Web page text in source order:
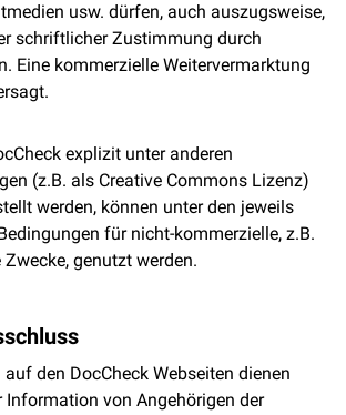
usw. dürfen, auch auszugsweise,
schriftlicher Zustimmung durch
Eine kommerzielle Weitervermarktung
explizit unter anderen
(z.B. als Creative Commons Lizenz)
werden, können unter den jeweils
für nicht-kommerzielle, z.B.
genutzt werden.
den DocCheck Webseiten dienen
von Angehörigen der